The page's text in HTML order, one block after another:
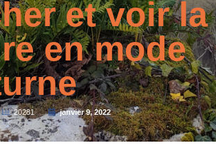
et voir la
en mode
20281 janvier 9, 2022